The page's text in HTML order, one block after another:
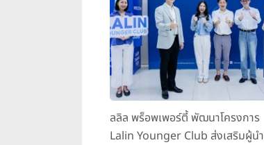
ลลิล พร็อพเพอร์ตี้ พัฒนาโครงการ
Lalin Younger Club ส่งเสริมผู้นำ